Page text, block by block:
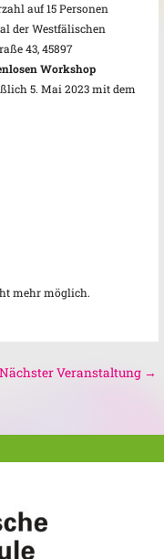
auf 15 Personen
der Westfälischen
43, 45897
Workshop
5. Mai 2023 mit dem
mehr möglich.
Nächster Veranstaltung →